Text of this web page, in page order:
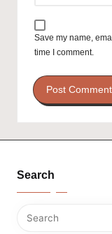
Save my name,
time I comment.
Search